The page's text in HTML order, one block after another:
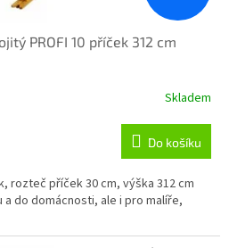
PROFI 10 příček 312 cm
Skladem
Do košíku
rozteč příček 30 cm, výška 312 cm
a do domácnosti, ale i pro malíře,